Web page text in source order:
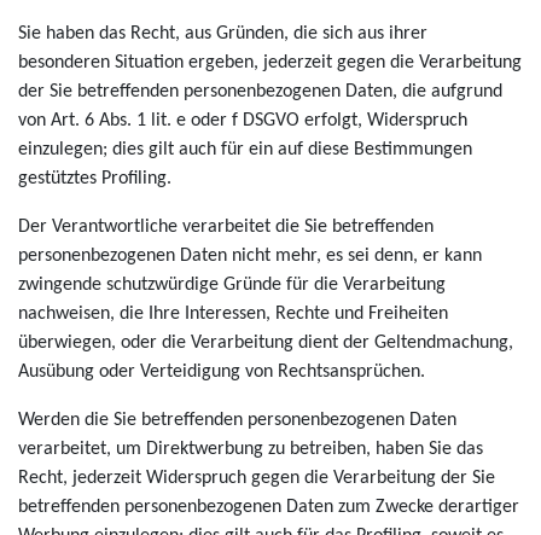
Sie haben das Recht, aus Gründen, die sich aus ihrer
besonderen Situation ergeben, jederzeit gegen die Verarbeitung
der Sie betreffenden personenbezogenen Daten, die aufgrund
von Art. 6 Abs. 1 lit. e oder f DSGVO erfolgt, Widerspruch
einzulegen; dies gilt auch für ein auf diese Bestimmungen
gestütztes Profiling.
Der Verantwortliche verarbeitet die Sie betreffenden
personenbezogenen Daten nicht mehr, es sei denn, er kann
zwingende schutzwürdige Gründe für die Verarbeitung
nachweisen, die Ihre Interessen, Rechte und Freiheiten
überwiegen, oder die Verarbeitung dient der Geltendmachung,
Ausübung oder Verteidigung von Rechtsansprüchen.
Werden die Sie betreffenden personenbezogenen Daten
verarbeitet, um Direktwerbung zu betreiben, haben Sie das
Recht, jederzeit Widerspruch gegen die Verarbeitung der Sie
betreffenden personenbezogenen Daten zum Zwecke derartiger